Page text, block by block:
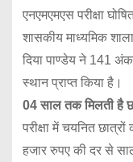
एनएमएमएस परीक्षा
शासकीय माध्यमिक
दिया पाण्डेय ने 141
स्थान प्राप्त किया है।
04 साल तक मिलती है
परीक्षा में चयनित
हजार रुपए की दर से